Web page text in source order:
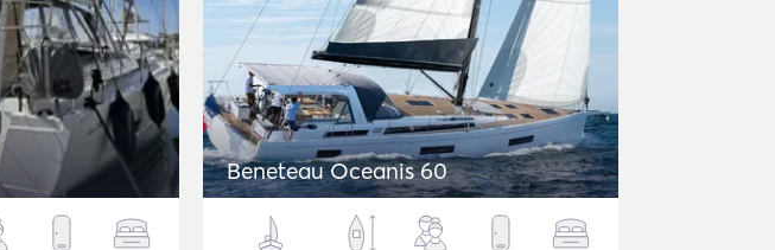
Beneteau Oceanis 60